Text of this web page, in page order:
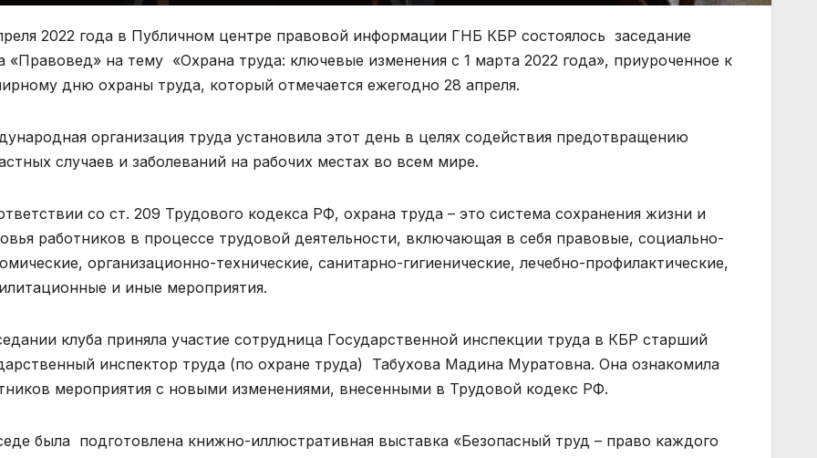
2022 года в Публичном центре правовой информации ГНБ КБР состоялось заседание
«Правовед» на тему «Охрана труда: ключевые изменения с 1 марта 2022 года», приуроченное к
дню охраны труда, который отмечается ежегодно 28 апреля.
организация труда установила этот день в целях содействия предотвращению
случаев и заболеваний на рабочих местах во всем мире.
со ст. 209 Трудового кодекса РФ, охрана труда – это система сохранения жизни и
работников в процессе трудовой деятельности, включающая в себя правовые, социально-
организационно-технические, санитарно-гигиенические, лечебно-профилактические,
и иные мероприятия.
клуба приняла участие сотрудница Государственной инспекции труда в КБР старший
инспектор труда (по охране труда) Табухова Мадина Муратовна. Она ознакомила
мероприятия с новыми изменениями, внесенными в Трудовой кодекс РФ.
была подготовлена книжно-иллюстративная выставка «Безопасный труд – право каждого